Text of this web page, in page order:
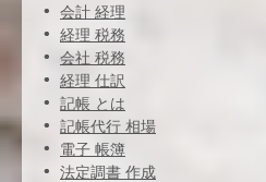
会計 経理
経理 税務
会社 税務
経理 仕訳
記帳 とは
記帳代行 相場
電子 帳簿
法定調書 作成